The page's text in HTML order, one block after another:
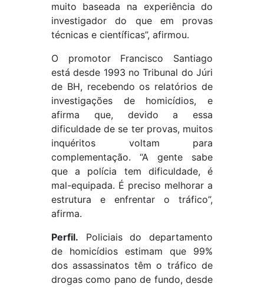
muito baseada na experiência do
investigador do que em provas
técnicas e científicas”, afirmou.
O promotor Francisco Santiago
está desde 1993 no Tribunal do Júri
de BH, recebendo os relatórios de
investigações de homicídios, e
afirma que, devido a essa
dificuldade de se ter provas, muitos
inquéritos voltam para
complementação. “A gente sabe
que a polícia tem dificuldade, é
mal-equipada. É preciso melhorar a
estrutura e enfrentar o tráfico”,
afirma.
Perfil. Policiais do departamento
de homicídios estimam que 99%
dos assassinatos têm o tráfico de
drogas como pano de fundo, desde